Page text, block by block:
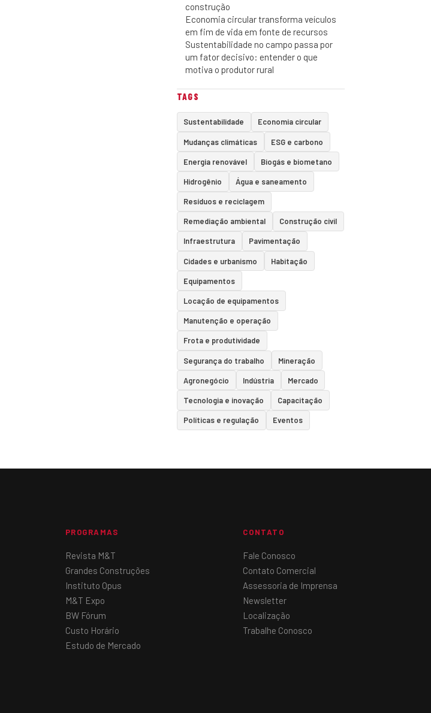
construção
Economia circular transforma veículos
em fim de vida em fonte de recursos
Sustentabilidade no campo passa por
um fator decisivo: entender o que
motiva o produtor rural
TAGS
Sustentabilidade Economia circular
Mudanças climáticas ESG e carbono
Energia renovável Biogás e biometano
Hidrogênio Água e saneamento
Resíduos e reciclagem
Remediação ambiental Construção civil
Infraestrutura Pavimentação
Cidades e urbanismo Habitação
Equipamentos
Locação de equipamentos
Manutenção e operação
Frota e produtividade
Segurança do trabalho Mineração
Agronegócio Indústria Mercado
Tecnologia e inovação Capacitação
Políticas e regulação Eventos
PROGRAMAS
Revista M&T
Grandes Construções
Instituto Opus
M&T Expo
BW Fórum
Custo Horário
Estudo de Mercado
CONTATO
Fale Conosco
Contato Comercial
Assessoria de Imprensa
Newsletter
Localização
Trabalhe Conosco